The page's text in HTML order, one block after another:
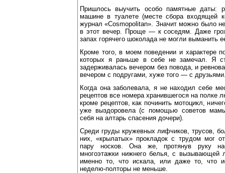
Пришлось выучить особо памятные даты:
машине в туалете (месте сбора входящей
журнал «Cosmopolitan». Значит можно было
в этот вечер. Проще — к соседям. Даже
запах горячего шоколада не могли выманить
Кроме того, в моем поведении и характере
которых я раньше в себе не замечал. Я
задерживалась вечером без повода, и
вечером с подругами, хуже того — с
Когда она заболевала, я не находил себе
рецептов все номера хранившегося на полке
кроме рецептов, как починить мотоцикл,
уже выздоровела (с помощью советов
себя на алтарь спасения дочери).
Среди груды кружевных лифчиков, трусов,
них, «крылатых» прокладок с трудом мог
пару носков. Она же, протянув руку
многоэтажки нижнего белья, с вызывающей
именно то, что искала, или даже то, что
неделю-полторы не меньше.